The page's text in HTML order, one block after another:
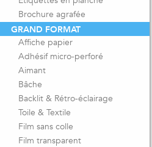
Brochure agrafée
GRAND FORMAT
Affiche papier
Adhésif micro-perforé
Aimant
Bâche
Backlit & Rétro-éclairage
Toile & Textile
Film sans colle
Film transparent